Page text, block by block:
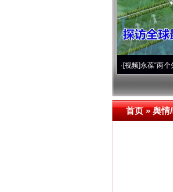
永葆“两个先锋队”本
首页»舆情